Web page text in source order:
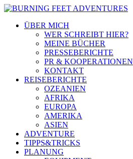
ÜBER MICH
WER SCHREIBT HIER?
MEINE BÜCHER
PRESSEBERICHTE
PR & KOOPERATIONEN
KONTAKT
REISEBERICHTE
OZEANIEN
AFRIKA
EUROPA
AMERIKA
ASIEN
ADVENTURE
TIPPS&TRICKS
PLANUNG